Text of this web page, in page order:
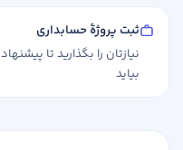
ثبت پروژهٔ حسابداری
نیازتان را بگذارید تا پیشنهاد
بیاید